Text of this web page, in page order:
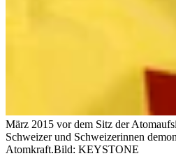
März 2015 vor dem Sitz der
Schweizer und Schweizerinnen
Atomkraft.Bild: KEYSTONE